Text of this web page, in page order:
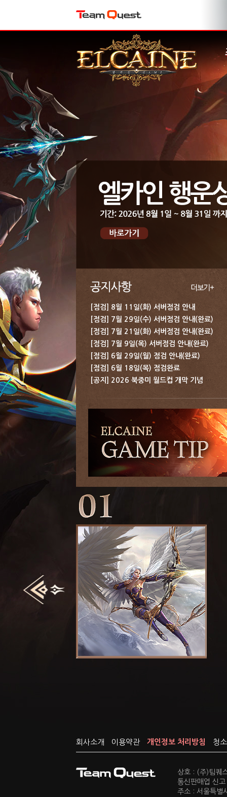
[점검] 8월 11일(화) 서버점검 안내
[점검] 7월 29일(수) 서버점검 안내(완료)
[점검] 7월 21일(화) 서버점검 안내(완료)
[점검] 7월 9일(목) 서버점검 안내(완료)
[점검] 6월 29일(월) 점검 안내(완료)
[점검] 6월 18일(목) 점검완료
[공지] 2026 북중미 월드컵 개막 기념 보상 지급 안내
회사소개 이용약관 개인정보 처리방침 청
상호 : (주)팀퀘
통신판매업 신
주소 : 서울특